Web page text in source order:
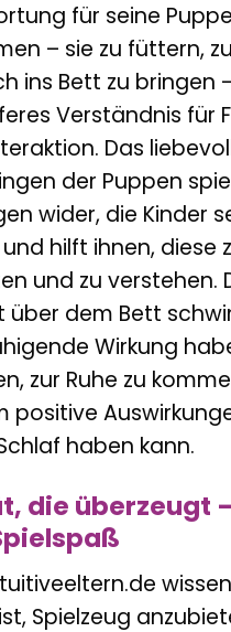
für seine
– sie zu füttern,
ins Bett zu bringen
Verständnis für
Das
der Puppen
wider, die Kinder
hilft ihnen, diese
und zu verstehen.
über dem Bett
Wirkung
zur Ruhe zu
positive
haben kann.
die überzeugt
Spielzeug